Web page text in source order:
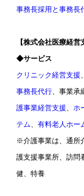
事務長採用と事務長
【株式会社医療経営
◆サービス
クリニック経営支援
事務長代行 、事業
護事業経営支援
ホ
テム 、有料老人ホー
※介護事業は、通所
護支援事業所、訪問
健、特養